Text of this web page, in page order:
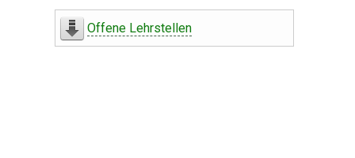
Offene Lehrstellen